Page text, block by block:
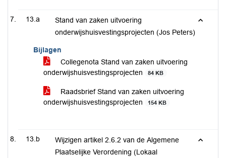
13.a
Stand van zaken uitvoering
onderwijshuisvestingsprojecten (Jos Peters)
Bijlagen
Collegenota Stand van zaken uitvoering
onderwijshuisvestingsprojecten
84 KB
Raadsbrief Stand van zaken uitvoering
onderwijshuisvestingsprojecten
154 KB
13.b
Wijzigen artikel 2.6.2 van de Algemene
Plaatselijke Verordening (Lokaal